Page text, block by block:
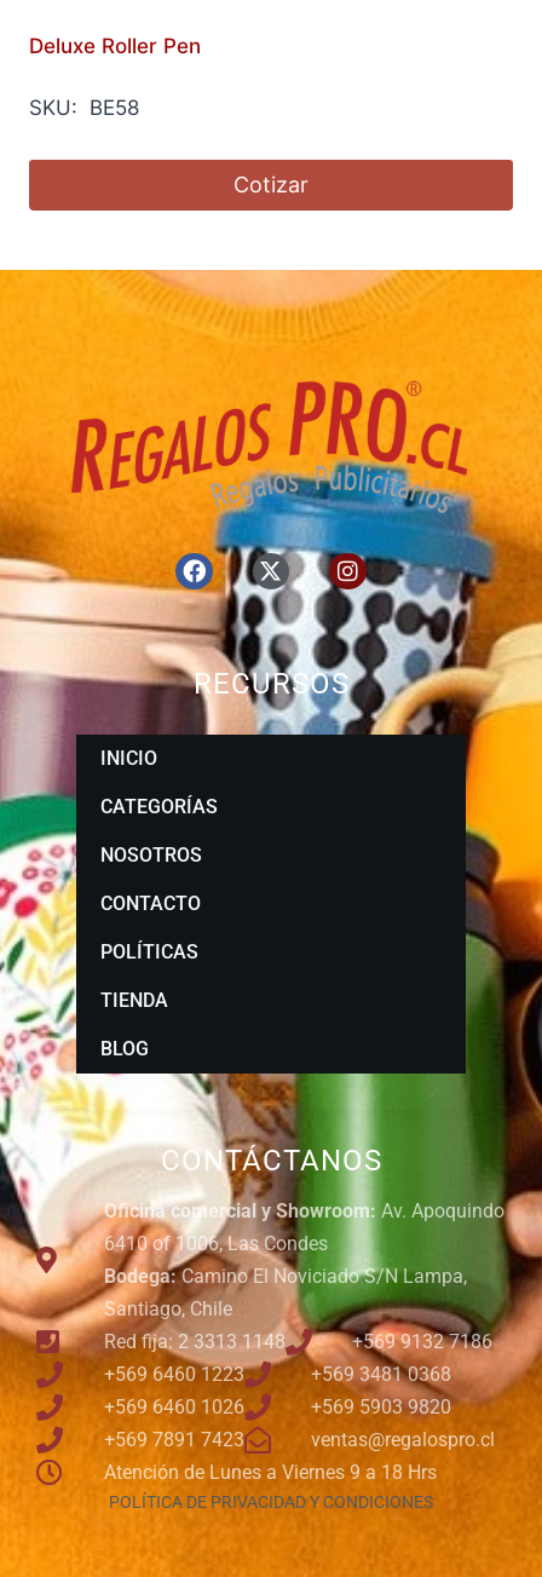
Deluxe Roller Pen
SKU: BE58
Cotizar
CONTÁCTANOS
Oficina comercial y Showroom: Av. Apoquindo
6410 of 1006, Las Condes
Bodega:Camino El Noviciado S/N Lampa,
Santiago, Chile
Red fija: 2 3313 1148
+569 9132 7186
+569 6460 1223
+569 3481 0368
+569 6460 1026
+569 5903 9820
+569 7891 7423
ventas@regalospro.cl
Atención de Lunes a Viernes 9 a 18 Hrs
POLÍTICA DE PRIVACIDAD Y CONDICIONES
RECURSOS
INICIO
CATEGORÍAS
NOSOTROS
CONTACTO
POLÍTICAS
TIENDA
BLOG